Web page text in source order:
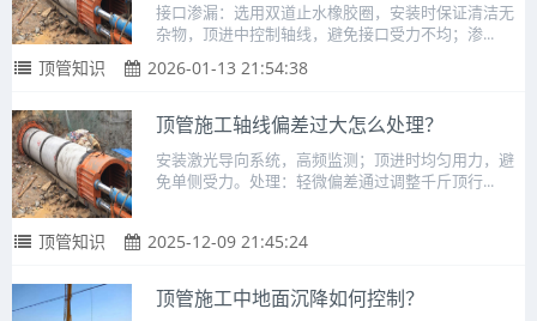
接口渗漏：选用双道止水橡胶圈，安装时保证清洁无
杂物，顶进中控制轴线，避免接口受力不均；渗...
顶管知识 2026-01-13 21:54:38
顶管施工轴线偏差过大怎么处理？
安装激光导向系统，高频监测；顶进时均匀用力，避
免单侧受力。处理：轻微偏差通过调整千斤顶行...
顶管知识 2025-12-09 21:45:24
顶管施工中地面沉降如何控制？